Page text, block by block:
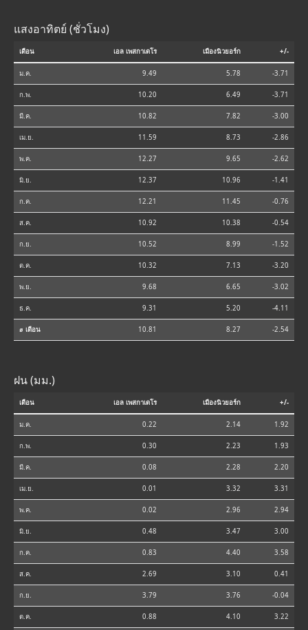
แสงอาทิตย์ (ชั่วโมง)
เดือน เอล เพสกาเดโร เมืองนิวยอร์ก +/-
ม.ค. 9.49 5.78 -3.71
ก.พ. 10.20 6.49 -3.71
มี.ค. 10.82 7.82 -3.00
เม.ย. 11.59 8.73 -2.86
พ.ค. 12.27 9.65 -2.62
มิ.ย. 12.37 10.96 -1.41
ก.ค. 12.21 11.45 -0.76
ส.ค. 10.92 10.38 -0.54
ก.ย. 10.52 8.99 -1.52
ต.ค. 10.32 7.13 -3.20
พ.ย. 9.68 6.65 -3.02
ธ.ค. 9.31 5.20 -4.11
⌀ เดือน 10.81 8.27 -2.54
ฝน (มม.)
เดือน เอล เพสกาเดโร เมืองนิวยอร์ก +/-
ม.ค. 0.22 2.14 1.92
ก.พ. 0.30 2.23 1.93
มี.ค. 0.08 2.28 2.20
เม.ย. 0.01 3.32 3.31
พ.ค. 0.02 2.96 2.94
มิ.ย. 0.48 3.47 3.00
ก.ค. 0.83 4.40 3.58
ส.ค. 2.69 3.10 0.41
ก.ย. 3.79 3.76 -0.04
ต.ค. 0.88 4.10 3.22